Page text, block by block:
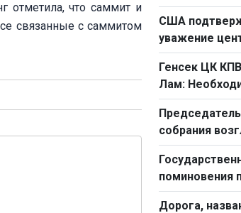
отметила, что саммит и
связанные с саммитом
Европе
США
уважение
АСЕАН в
Восточном
Генсек ЦК
Лам:
простого
труду
собрания
вопросам
деятельности
поминовения
фронтовиков
Дорога,